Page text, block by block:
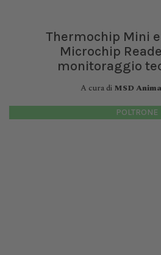
Thermochip Mini
Microchip
monitoraggio
A cura di MSD
POLTRONE